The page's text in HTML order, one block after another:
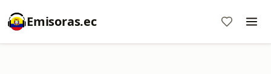
Emisoras.ec